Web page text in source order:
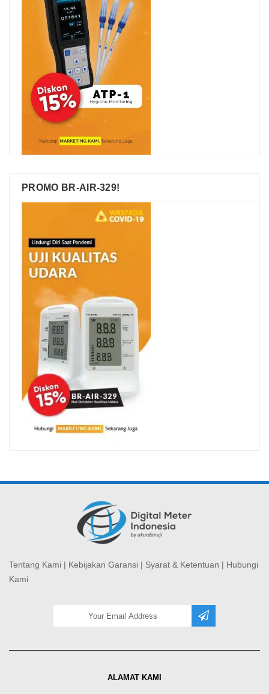
PROMO BR-AIR-329!
Tentang Kami | Kebijakan Garansi | Syarat & Ketentuan | Hubungi
Kami
ALAMAT KAMI